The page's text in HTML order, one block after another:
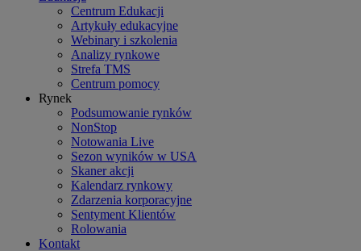
Centrum Edukacji
Artykuły edukacyjne
Webinary i szkolenia
Analizy rynkowe
Strefa TMS
Centrum pomocy
Rynek
Podsumowanie rynków
NonStop
Notowania Live
Sezon wyników w USA
Skaner akcji
Kalendarz rynkowy
Zdarzenia korporacyjne
Sentyment Klientów
Rolowania
Kontakt